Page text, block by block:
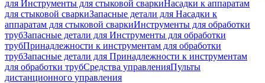
для Инструменты для стыковой сваркиНасадки к аппаратам
для стыковой сваркиЗапасные детали для Насадки к
аппаратам для стыковой сваркиИнструменты для обработки
трубЗапасные детали для Инструменты для обработки
трубПринадлежности к инструментам для обработки
трубЗапасные детали для Принадлежности к инструментам
для обработки трубСредства управленияПульты
дистанционного управления